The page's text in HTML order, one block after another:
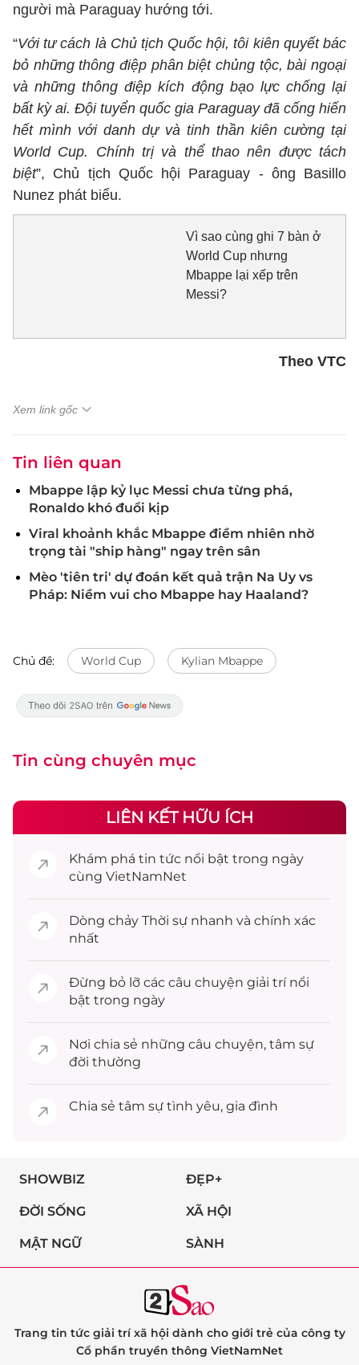
người mà Paraguay hướng tới.
“Với tư cách là Chủ tịch Quốc hội, tôi kiên quyết bác
bỏ những thông điệp phân biệt chủng tộc, bài ngoại
và những thông điệp kích động bạo lực chống lại
bất kỳ ai. Đội tuyển quốc gia Paraguay đã cống hiến
hết mình với danh dự và tinh thần kiên cường tại
World Cup. Chính trị và thể thao nên được tách
biệt”, Chủ tịch Quốc hội Paraguay - ông Basillo
Nunez phát biểu.
Vì sao cùng ghi 7 bàn ở
World Cup nhưng
Mbappe lại xếp trên
Messi?
Theo VTC
Xem link gốc
Tin liên quan
Mbappe lập kỷ lục Messi chưa từng phá,
Ronaldo khó đuổi kịp
Viral khoảnh khắc Mbappe điềm nhiên nhờ
trọng tài "ship hàng" ngay trên sân
Mèo 'tiên tri' dự đoán kết quả trận Na Uy vs
Pháp: Niềm vui cho Mbappe hay Haaland?
Chủ đề: World Cup Kylian Mbappe
Tin cùng chuyên mục
LIÊN KẾT HỮU ÍCH
Khám phá tin tức nổi bật trong ngày
cùng VietNamNet
Dòng chảy Thời sự nhanh và chính xác
nhất
Đừng bỏ lỡ các câu chuyện giải trínổi
bật trong ngày
Nơi chia sẻ những câu chuyện, tâm sự
đời thường
Chia sẻ tâm sự tình yêu, gia đình
SHOWBIZ ĐẸP+
ĐỜI SỐNG XÃ HỘI
MẬT NGỮ SÀNH
Trang tin tức giải trí xã hội dành cho giới trẻ của công ty
Cổ phần truyền thông VietNamNet